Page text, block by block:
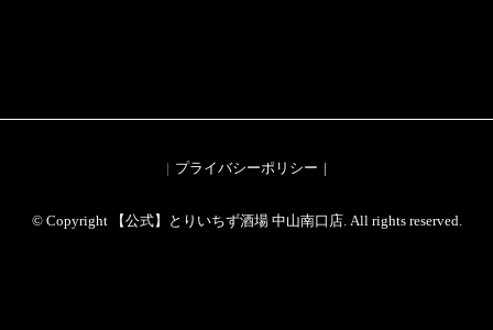
プライバシーポリシー
© Copyright 【公式】とりいちず酒場 中山南口店. All rights reserved.